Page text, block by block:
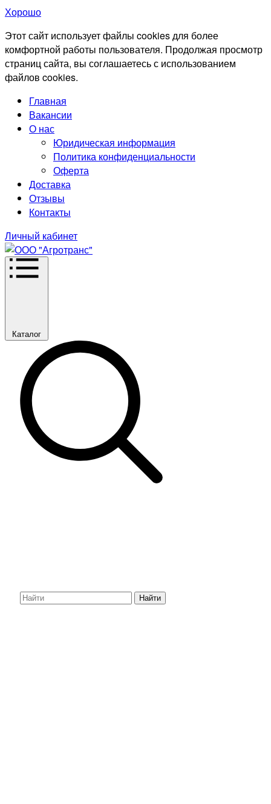
Хорошо
Этот сайт использует файлы cookies для более
комфортной работы пользователя. Продолжая просмотр
страниц сайта, вы соглашаетесь с использованием
файлов cookies.
Главная
Вакансии
О нас
Юридическая информация
Политика конфиденциальности
Оферта
Доставка
Отзывы
Контакты
Личный кабинет
Каталог
Найти